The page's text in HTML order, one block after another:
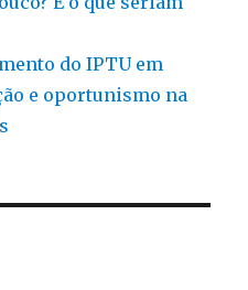
do IPTU em
e oportunismo na